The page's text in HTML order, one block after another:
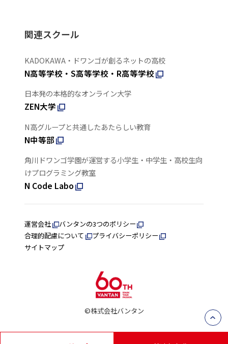
関連スクール
KADOKAWA・ドワンゴが創るネットの高校
N高等学校・S高等学校・R高等学校
日本発の本格的なオンライン大学
ZEN大学
N高グループと共通したあたらしい教育
N中等部
角川ドワンゴ学園が運営する小学生・中学生・高校生向
けプログラミング教室
N Code Labo
運営会社
バンタンの3つのポリシー
合理的配慮について
プライバシーポリシー
サイトマップ
©株式会社バンタン